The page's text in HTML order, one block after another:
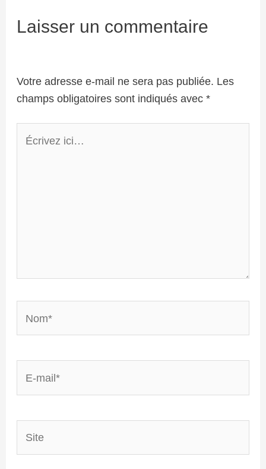
Laisser un commentaire
Votre adresse e-mail ne sera pas publiée. Les
champs obligatoires sont indiqués avec*
ici…
mail*